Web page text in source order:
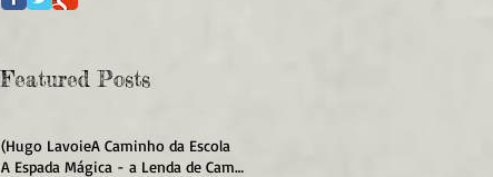
Featured Posts
(Hugo LavoieA Caminho da Escola
A Espada Mágica - a Lenda de Camelot